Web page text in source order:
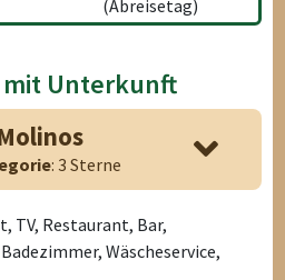
(Abreisetag)
mit Unterkunft
: 3 Sterne
TV, Restaurant, Bar,
Wäscheservice,